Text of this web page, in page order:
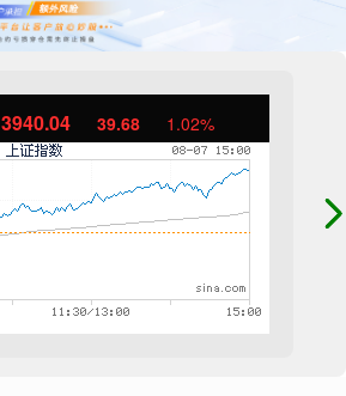
3940.04 39.68 1.02%